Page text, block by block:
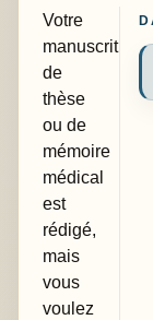
Votre
manuscrit
de
thèse
ou de
mémoire
médical
est
rédigé,
mais
vous
voulez